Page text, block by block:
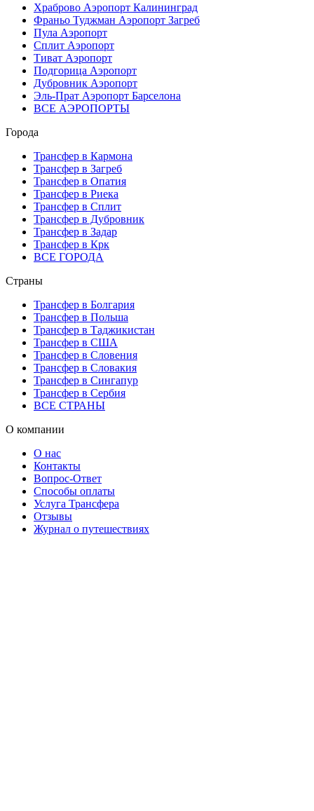
Храброво Аэропорт Калининград
Франьо Туджман Аэропорт Загреб
Пула Аэропорт
Сплит Аэропорт
Тиват Аэропорт
Подгорица Аэропорт
Дубровник Аэропорт
Эль-Прат Аэропорт Барселона
ВСЕ АЭРОПОРТЫ
Города
Трансфер в Кармона
Трансфер в Загреб
Трансфер в Опатия
Трансфер в Риека
Трансфер в Сплит
Трансфер в Дубровник
Трансфер в Задар
Трансфер в Крк
ВСЕ ГОРОДА
Страны
Трансфер в Болгария
Трансфер в Польша
Трансфер в Таджикистан
Трансфер в США
Трансфер в Словения
Трансфер в Словакия
Трансфер в Сингапур
Трансфер в Сербия
ВСЕ СТРАНЫ
О компании
О нас
Контакты
Вопрос-Ответ
Способы оплаты
Услуга Трансфера
Отзывы
Журнал о путешествиях